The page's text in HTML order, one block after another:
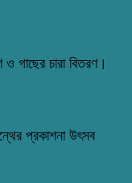
ও গাছের চারা বিতরণ।
প্রকাশনা উৎসব